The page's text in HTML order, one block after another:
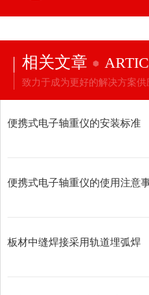
相关文章
致力于成为更好的解决方案供
便携式电子轴重仪的安装标准
便携式电子轴重仪的使用注意
板材中缝焊接采用轨道埋弧焊